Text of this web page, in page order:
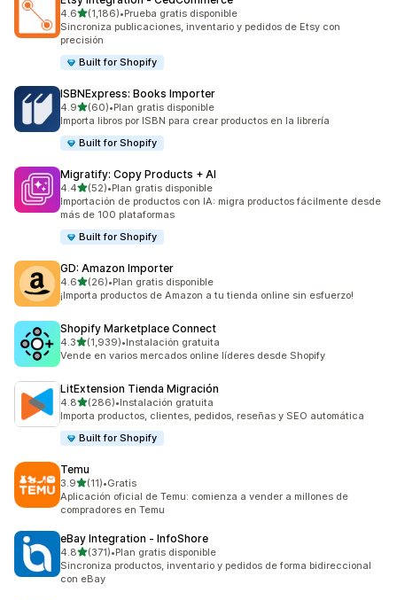
4.6de 5 estrellas
(1,186)
1186 reseñas en total
•Prueba gratis disponible
Sincroniza publicaciones, inventario y pedidos de Etsy con
precisión
Built for Shopify
ISBNExpress: Books Importer
4.9de 5 estrellas
(60)
60 reseñas en total
•Plan gratis disponible
Importa libros por ISBN para crear productos en la librería
Built for Shopify
Migratify: Copy Products + AI
4.4de 5 estrellas
(52)
52 reseñas en total
•Plan gratis disponible
Importación de productos con IA: migra productos fácilmente desde
más de 100 plataformas
Built for Shopify
GD: Amazon Importer
4.6de 5 estrellas
(26)
26 reseñas en total
•Plan gratis disponible
¡Importa productos de Amazon a tu tienda online sin esfuerzo!
Shopify Marketplace Connect
4.3de 5 estrellas
(1,939)
1939 reseñas en total
•Instalación gratuita
Vende en varios mercados online líderes desde Shopify
LitExtension Tienda Migración
4.8de 5 estrellas
(286)
286 reseñas en total
•Instalación gratuita
Importa productos, clientes, pedidos, reseñas y SEO automática
Built for Shopify
Temu
3.9de 5 estrellas
(11)
11 reseñas en total
•Gratis
Aplicación oficial de Temu: comienza a vender a millones de
compradores en Temu
eBay Integration ‑ InfoShore
4.8de 5 estrellas
(371)
371 reseñas en total
•Plan gratis disponible
Sincroniza productos, inventario y pedidos de forma bidireccional
con eBay